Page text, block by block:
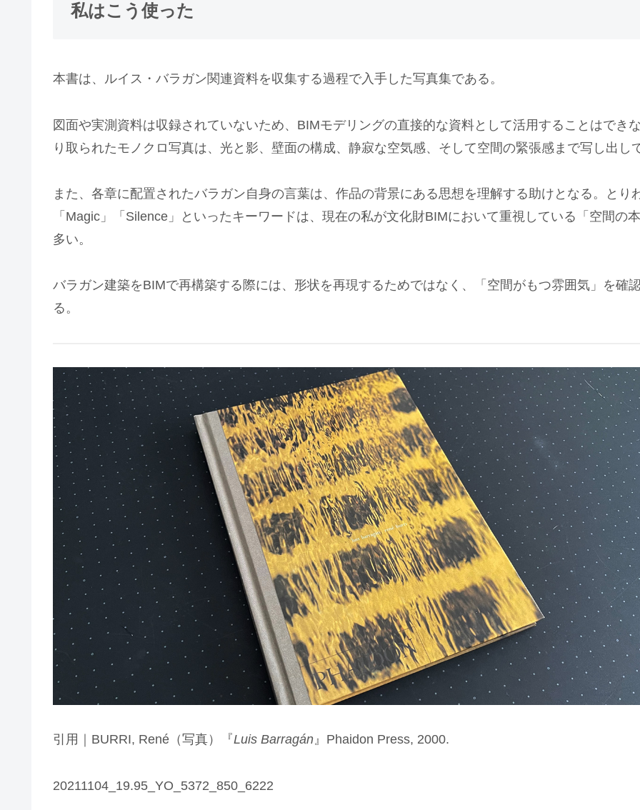
私はこう使った
本書は、ルイス・バラガン関連資料を収集する過程で入手した写真集である。
図面や実測資料は収録されていないため、BIMモデリングの直接的な資料として活用することはでき
り取られたモノクロ写真は、光と影、壁面の構成、静寂な空気感、そして空間の緊張感まで写し出し
また、各章に配置されたバラガン自身の言葉は、作品の背景にある思想を理解する助けとなる。とり
「Magic」「Silence」といったキーワードは、現在の私が文化財BIMにおいて重視している「空間の
多い。
バラガン建築をBIMで再構築する際には、形状を再現するためではなく、「空間がもつ雰囲気」を確
る。
引用｜BURRI, René（写真）『Luis Barragán』Phaidon Press, 2000.
20211104_19.95_YO_5372_850_6222